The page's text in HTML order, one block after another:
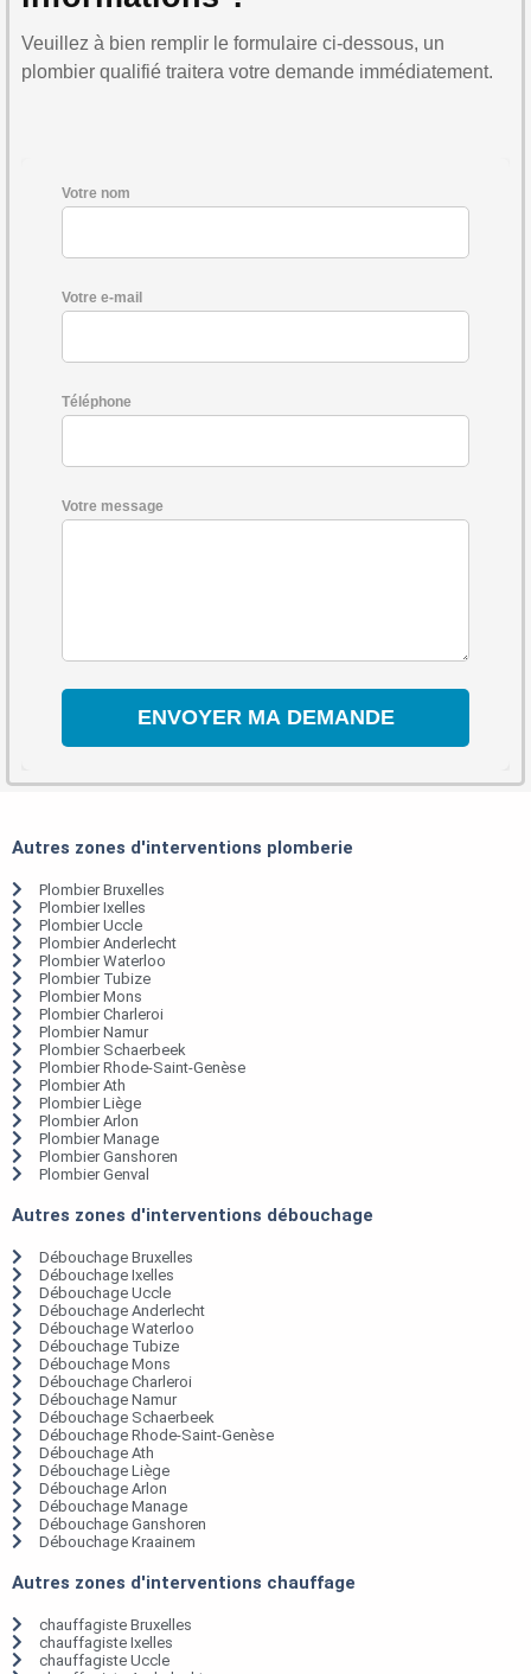
Veuillez à bien remplir le formulaire ci-dessous, un
plombier qualifié traitera votre demande immédiatement.
Votre nom
Votre e-mail
Téléphone
Votre message
Autres zones d'interventions plomberie
Plombier Bruxelles
Plombier Ixelles
Plombier Uccle
Plombier Anderlecht
Plombier Waterloo
Plombier Tubize
Plombier Mons
Plombier Charleroi
Plombier Namur
Plombier Schaerbeek
Plombier Rhode-Saint-Genèse
Plombier Ath
Plombier Liège
Plombier Arlon
Plombier Manage
Plombier Ganshoren
Plombier Genval
Autres zones d'interventions débouchage
Débouchage Bruxelles
Débouchage Ixelles
Débouchage Uccle
Débouchage Anderlecht
Débouchage Waterloo
Débouchage Tubize
Débouchage Mons
Débouchage Charleroi
Débouchage Namur
Débouchage Schaerbeek
Débouchage Rhode-Saint-Genèse
Débouchage Ath
Débouchage Liège
Débouchage Arlon
Débouchage Manage
Débouchage Ganshoren
Débouchage Kraainem
Autres zones d'interventions chauffage
chauffagiste Bruxelles
chauffagiste Ixelles
chauffagiste Uccle